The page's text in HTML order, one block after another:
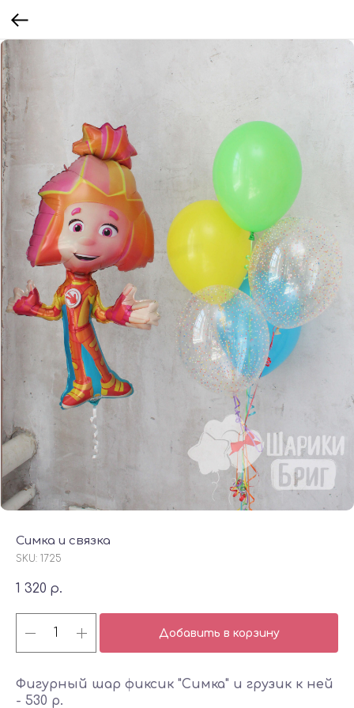
Симка и связка
SKU: 1725
1 320 р.
Добавить в корзину
Фигурный шар фиксик "Симка" и грузик к ней
- 530 р.